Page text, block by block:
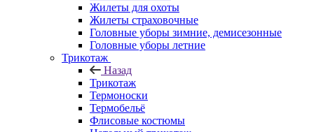
Жилеты для охоты
Жилеты страховочные
Головные уборы зимние, демисезонные
Головные уборы летние
Трикотаж
Назад
Трикотаж
Термоноски
Термобельё
Флисовые костюмы